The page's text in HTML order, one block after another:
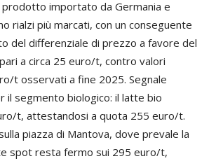
importato da Germania e
rialzi più marcati, con un conseguente
del differenziale di prezzo a favore del
a circa 25 euro/t, contro valori
t osservati a fine 2025. Segnale
il segmento biologico: il latte bio
t, attestandosi a quota 255 euro/t.
piazza di Mantova, dove prevale la
spot resta fermo sui 295 euro/t,